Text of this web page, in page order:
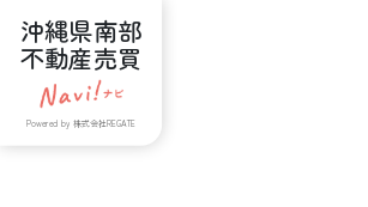
沖縄県南部
不動産売買
Powered by 株式会社REGATE